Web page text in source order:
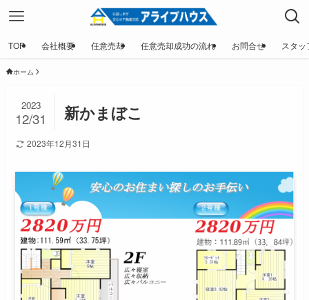
TOP 会社概要 任意売却 任意売却成功の流れ お問合せ スタ
ホーム
新かまぼこ
2023
12/31
2023年12月31日